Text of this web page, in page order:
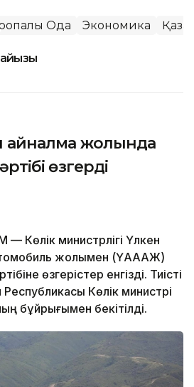
Одақ Экономика
айналма жолында
өзгерді
— Көлік министрлігі Үлкен
жолымен (ҮАААЖ)
өзгерістер енгізді. Тиісті
Республикасы Көлік министрі
бұйрығымен бекітілді.